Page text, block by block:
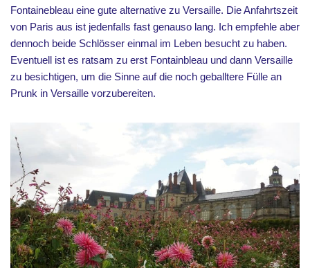
Fontainebleau eine gute alternative zu Versaille. Die Anfahrtszeit
von Paris aus ist jedenfalls fast genauso lang. Ich empfehle aber
dennoch beide Schlösser einmal im Leben besucht zu haben.
Eventuell ist es ratsam zu erst Fontainbleau und dann Versaille
zu besichtigen, um die Sinne auf die noch geballtere Fülle an
Prunk in Versaille vorzubereiten.